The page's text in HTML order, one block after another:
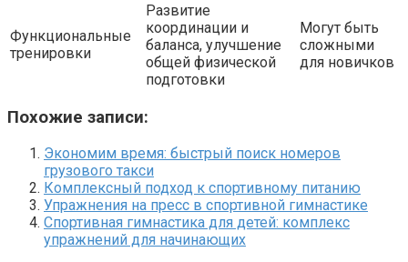
Функциональные
тренировки
Развитие
координации и
баланса, улучшение
общей физической
подготовки
Могут быть
сложными
для новичков
Похожие записи:
Экономим время: быстрый поиск номеров
грузового такси
Комплексный подход к спортивному питанию
Упражнения на пресс в спортивной гимнастике
Спортивная гимнастика для детей: комплекс
упражнений для начинающих